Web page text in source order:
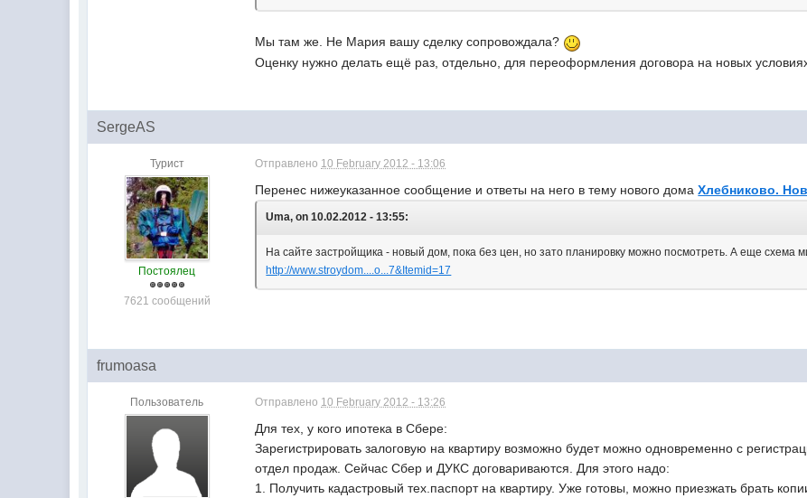
Мы там же. Не Мария вашу сделку сопровождала?
Оценку нужно делать ещё раз, отдельно, для переоформления договора на новых
SergeAS
Турист
Постоялец
7621 сообщений
Отправлено 10 February 2012 - 13:06
Перенес нижеуказанное сообщение и ответы на него в тему нового домаХлебниково.
Uma, on 10.02.2012 - 13:55:
На сайте застройщика - новый дом, пока без цен, но зато планировку можно посмотреть. А еще схема
http://www.stroydom....o...7&Itemid=17
frumoasa
Пользователь Отправлено 10 February 2012 - 13:26
Для тех, у кого ипотека в Сбере:
Зарегистрировать залоговую на квартиру возможно будет можно одновременно с
отдел продаж. Сейчас Сбер и ДУКС договариваются. Для этого надо:
1. Получить кадастровый тех.паспорт на квартиру. Уже готовы, можно приезжать брать